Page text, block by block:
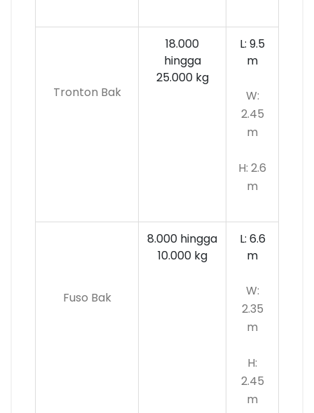
Tronton Bak
18.000
hingga
25.000 kg
L: 9.5
m
W:
2.45
m
H: 2.6
m
Fuso Bak
8.000 hingga
10.000kg
L: 6.6
m
W:
2.35
m
H:
2.45
m